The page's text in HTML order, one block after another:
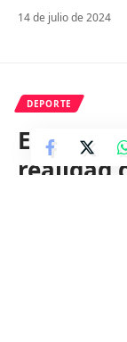
14 de julio de 2024
DEPORTE
El
realidad